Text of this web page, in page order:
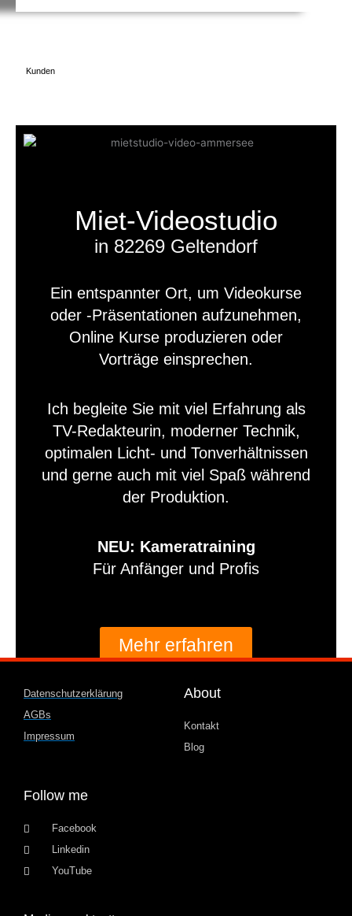
Kunden
Miet-Videostudio
in 82269 Geltendorf
Ein entspannter Ort, um Videokurse
oder -Präsentationen aufzunehmen,
Online Kurse produzieren oder
Vorträge einsprechen.
Ich begleite Sie mit viel Erfahrung als
TV-Redakteurin, moderner Technik,
optimalen Licht- und Tonverhältnissen
und gerne auch mit viel Spaß während
der Produktion.
NEU: Kameratraining
Für Anfänger und Profis
Mehr erfahren
Datenschutzerklärung
AGBs
Impressum
About
Kontakt
Blog
Follow me
Facebook
Linkedin
YouTube